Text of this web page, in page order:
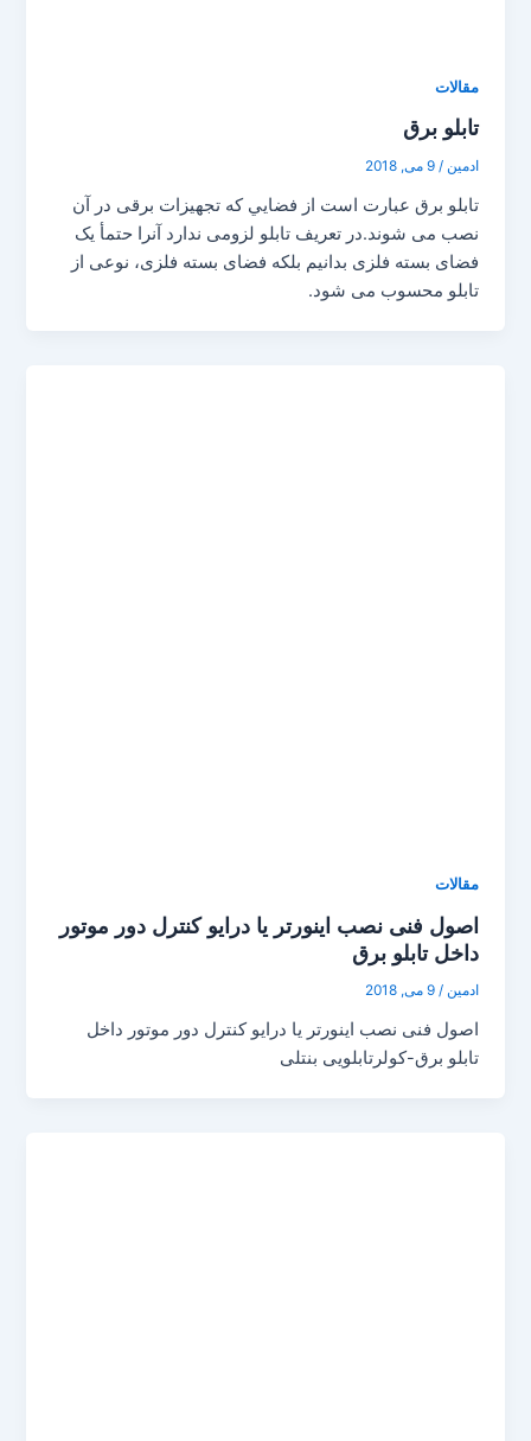
مقالات
تابلو برق
ادمین/9 می, 2018
تابلو برق عبارت است از فضايي که تجهيزات برقی در آن
نصب می شوند.در تعريف تابلو لزومی ندارد آنرا حتمأ يک
فضای بسته فلزی بدانيم بلکه فضای بسته فلزی، نوعی از
تابلو محسوب می شود.
مقالات
اصول فنی نصب اینورتر یا درایو کنترل دور موتور
داخل تابلو برق
ادمین/9 می, 2018
اصول فنی نصب اینورتر یا درایو کنترل دور موتور داخل
تابلو برق-کولرتابلویی بنتلی